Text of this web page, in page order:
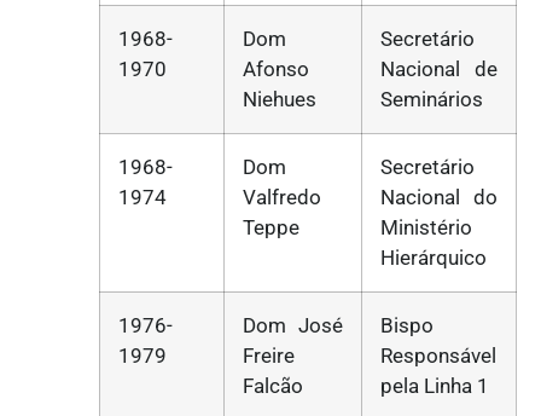
1968-
1970
Dom
Afonso
Niehues
Secretário
Nacional de
Seminários
1968-
1974
Dom
Valfredo
Teppe
Secretário
Nacional do
Ministério
Hierárquico
1976-
1979
Dom José
Freire
Falcão
Bispo
Responsável
pela Linha 1